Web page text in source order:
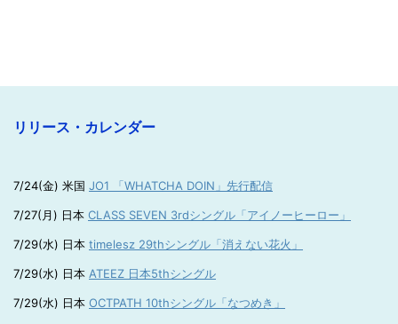
リリース・カレンダー
7/24(金) 米国 JO1 「WHATCHA DOIN」先行配信
7/27(月) 日本 CLASS SEVEN 3rdシングル「アイノーヒーロー」
7/29(水) 日本 timelesz 29thシングル「消えない花火」
7/29(水) 日本 ATEEZ 日本5thシングル
7/29(水) 日本 OCTPATH 10thシングル「なつめき」